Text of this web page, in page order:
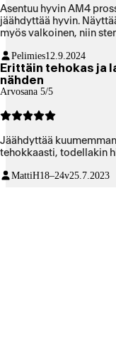
Asentuu hyvin AM4
jäähdyttää hyvin.
myös valkoinen, niin
Pelimies12.9.2024
Erittäin tehokas ja
nähden
Arvosana 5/5
Jäähdyttää
tehokkaasti, todellakin
MattiH18–24v25.7.2023